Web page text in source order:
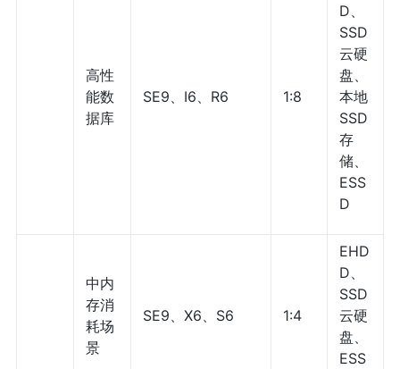
高性
能数
据库
SE9、I6、R6 1:8
D、
SSD
云硬
盘、
本地
SSD
存
储、
ESS
D
中内
存消
耗场
景
SE9、X6、S6 1:4
EHD
D、
SSD
云硬
盘、
ESS